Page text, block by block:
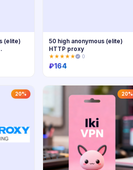
(elite)
Купить
50 high anonymous (elite)
HTTP proxy
★★★★★ 0
₽164
20% 20%